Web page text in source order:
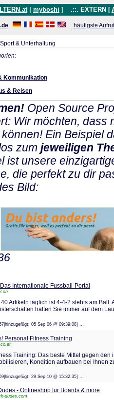
myboshi ] .::. EXTERN [
häufigste
& Unterhaltung
Kommunikation
& Reisen
Open Source
Wir möchten, dass
Ein Beispiel
zum jeweiligen
ist unsere
die perfekt zu dir
Bild:
Internationale Fussball-Portal
40 Artikeln täglich ist 4-4-2 stehts am
halten Sie immer auf dem
05 Sep 06 @ 09:39:08] ...
Personal Fitness Training
Training: Das beste Mittel gegen den
Kondition aufbauen bei Ihnen
29 Sep 10 @ 15:32:35] ...
- Onlineshop für Boards & more
dudes.com